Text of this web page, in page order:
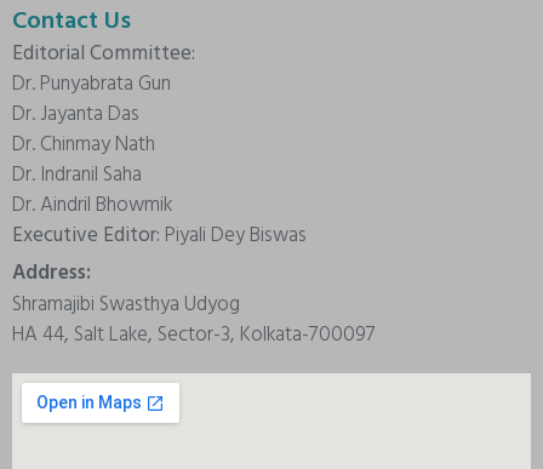
Contact Us
Editorial Committee:
Dr. Punyabrata Gun
Dr. Jayanta Das
Dr. Chinmay Nath
Dr. Indranil Saha
Dr. Aindril Bhowmik
Executive Editor: Piyali Dey Biswas
Address:
Shramajibi Swasthya Udyog
HA 44, Salt Lake, Sector-3, Kolkata-700097